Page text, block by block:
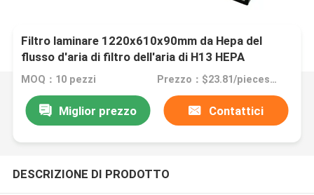
Filtro laminare 1220x610x90mm da Hepa del
flusso d'aria di filtro dell'aria di H13 HEPA
MOQ：10 pezzi Prezzo：$23.81/pieces 10-499 pieces
Miglior prezzo Contattici
DESCRIZIONE DI PRODOTTO